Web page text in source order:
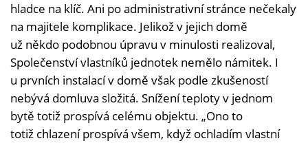
hladce na klíč. Ani po administrativní stránce nečekaly
na majitele komplikace. Jelikož v jejich domě
už někdo podobnou úpravu v minulosti realizoval,
Společenství vlastníků jednotek nemělo námitek. I
u prvních instalací v domě však podle zkušeností
nebývá domluva složitá. Snížení teploty v jednom
bytě totiž prospívá celému objektu. „Ono to
totiž chlazení prospívá všem, když ochladím vlastní